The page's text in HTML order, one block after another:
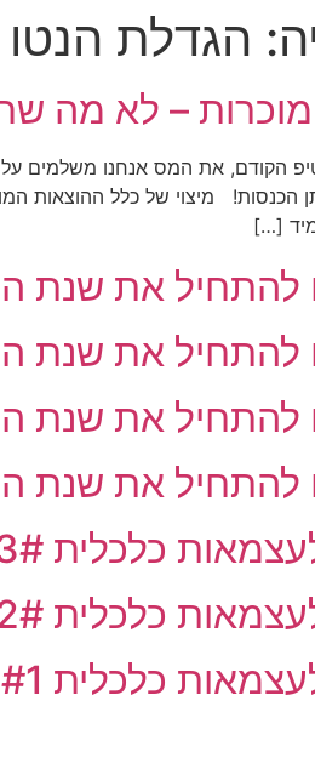
הגדלת הנטו
מוכרות – לא מה
הקודם, את המס אנחנו משלמים
הכנסות! מיצוי של כלל ההוצאות
[…]
כלכלית 3#
כלכלית 2#
כלכלית #1